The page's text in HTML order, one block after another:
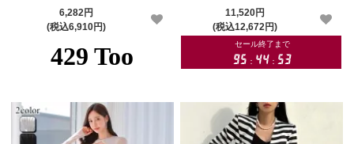
レス・CABARETDRESS)
6,282円
(税込6,910円)
ップドレス(キャバドレス・CABARET
DRESS)
11,520円
(税込12,672円)